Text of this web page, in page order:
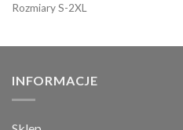
Rozmiary S-2XL
INFORMACJE